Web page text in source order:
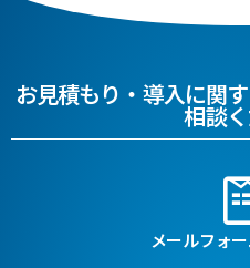
お見積もり・導入に関
相談
メールフォ